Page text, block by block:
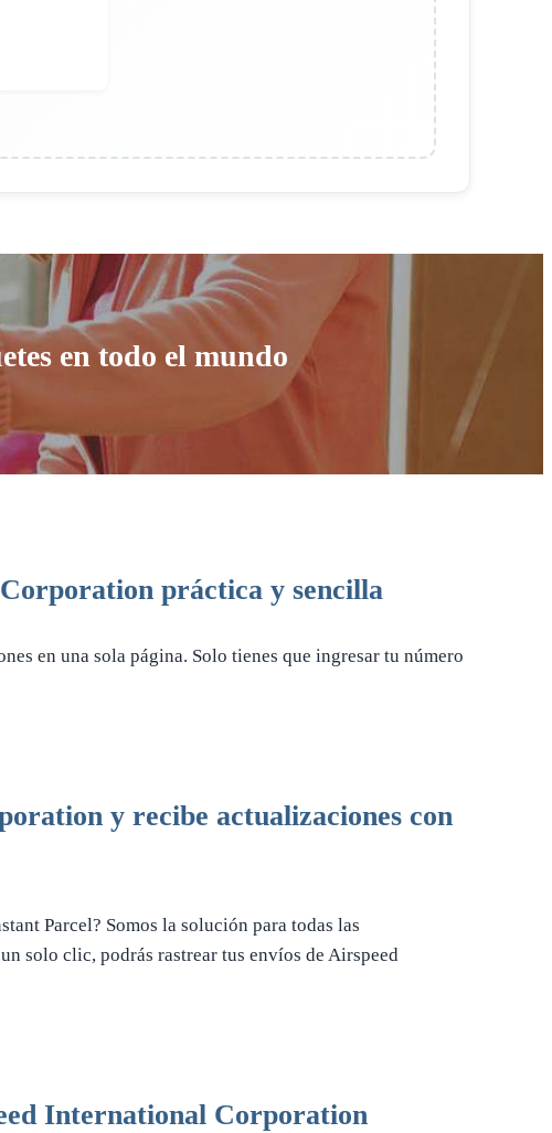
en todo el mundo
práctica y sencilla
en una sola página. Solo tienes que ingresar tu número
y recibe actualizaciones con
Parcel? Somos la solución para todas las
solo clic, podrás rastrear tus envíos de Airspeed
International Corporation